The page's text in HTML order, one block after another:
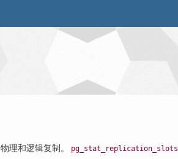
理和逻辑复制。 pg_stat_replication_slots